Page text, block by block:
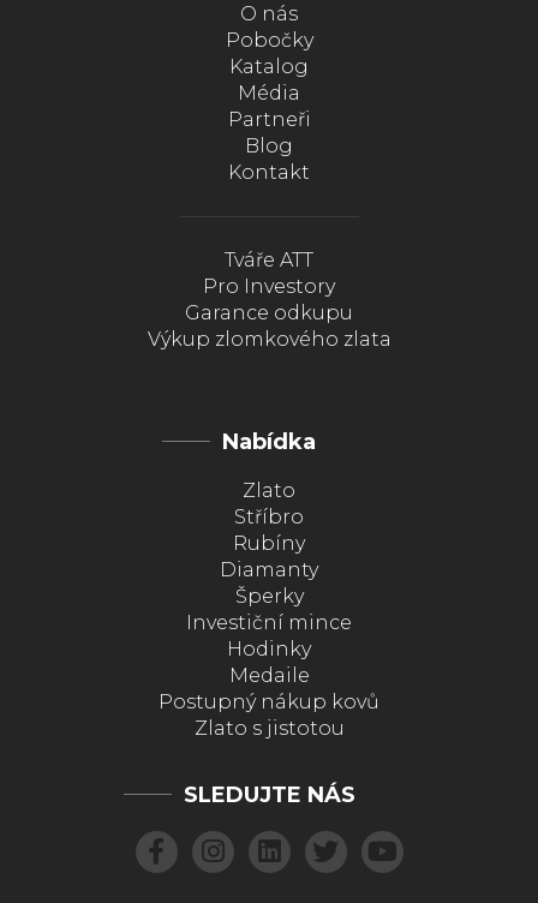
O nás
Pobočky
Katalog
Média
Partneři
Blog
Kontakt
Tváře ATT
Pro Investory
Garance odkupu
Výkup zlomkového zlata
Nabídka
Zlato
Stříbro
Rubíny
Diamanty
Šperky
Investiční mince
Hodinky
Medaile
Postupný nákup kovů
Zlato s jistotou
SLEDUJTE NÁS